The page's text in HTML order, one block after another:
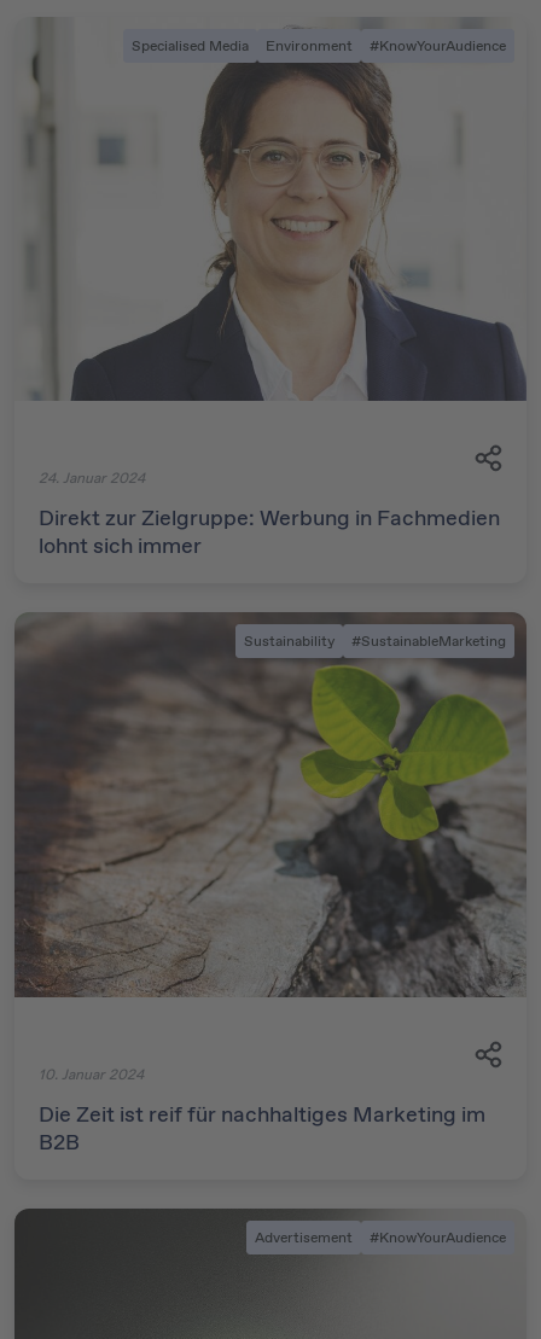
Specialised Media Environment #KnowYourAudience
24. Januar 2024
Direkt zur Zielgruppe: Werbung in Fachmedien
lohnt sich immer
Sustainability #SustainableMarketing
10. Januar 2024
Die Zeit ist reif für nachhaltiges Marketing im
B2B
Advertisement #KnowYourAudience